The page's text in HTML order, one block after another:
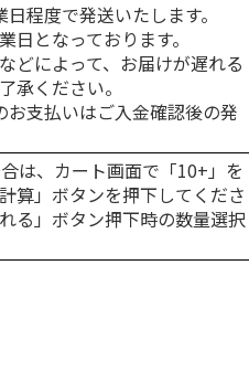
程度で発送いたします。
となっております。
どによって、お届けが遅れる
承ください。
支払いはご入金確認後の発
は、カート画面で「10+」を
算」ボタンを押下してくださ
る」ボタン押下時の数量選択